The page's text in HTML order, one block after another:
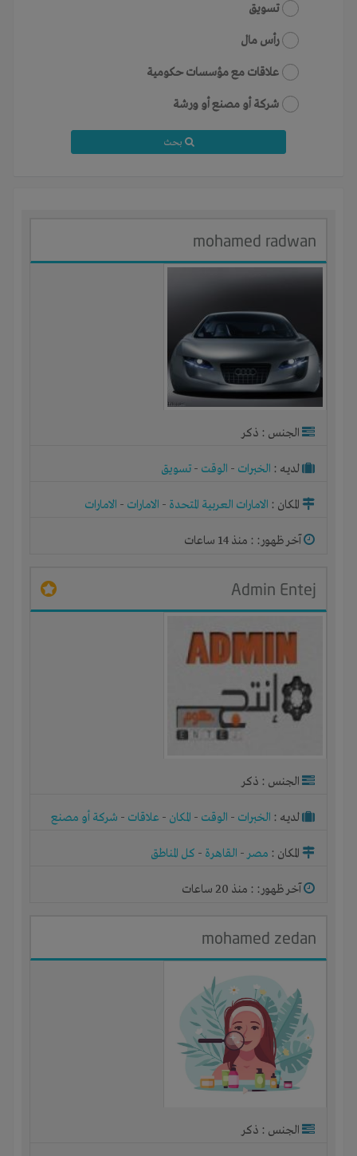
تسويق
رأس مال
علاقات مع مؤسسات حكومية
شركة أو مصنع أو ورشة
mohamed radwan
الجنس : ذكر
لديـه : الخبرات - الوقت - تسويق
المكان : الامارات العربية المتحدة - الامارات - الامارات
آخر ظهور: : منذ 14 ساعات
Admin Entej
الجنس : ذكر
لديـه : الخبرات - الوقت - المكان - علاقات - شركة أو مصنع
المكان : مصر- القاهرة - كل المناطق
آخر ظهور: : منذ 20 ساعات
mohamed zedan
الجنس : ذكر